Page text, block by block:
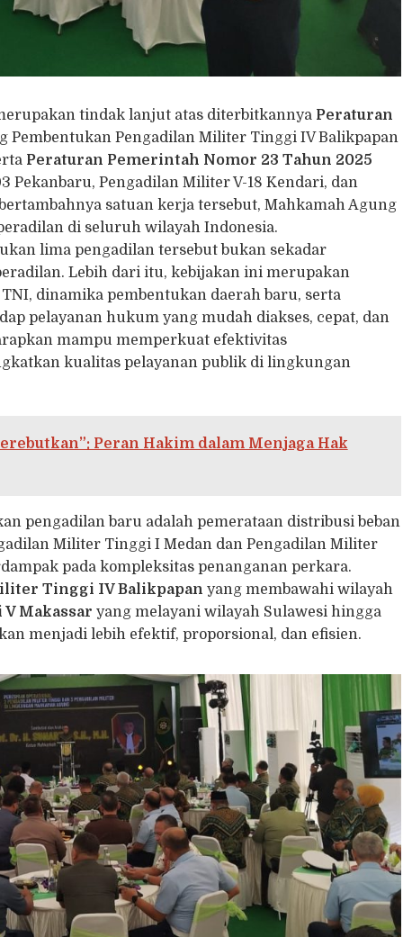
tindak lanjut atas diterbitkannya Peraturan
Pembentukan Pengadilan Militer Tinggi IV Balikpapan
Peraturan Pemerintah Nomor 23 Tahun 2025
Pengadilan Militer V-18 Kendari, dan
satuan kerja tersebut, Mahkamah Agung
di seluruh wilayah Indonesia.
lima pengadilan tersebut bukan sekadar
Lebih dari itu, kebijakan ini merupakan
dinamika pembentukan daerah baru, serta
pelayanan hukum yang mudah diakses, cepat, dan
mampu memperkuat efektivitas
kualitas pelayanan publik di lingkungan
Peran Hakim dalam Menjaga Hak
pengadilan baru adalah pemerataan distribusi beban
Militer Tinggi I Medan dan Pengadilan Militer
pada kompleksitas penanganan perkara.
Tinggi IV Balikpapan yang membawahi wilayah
Makassar yang melayani wilayah Sulawesi hingga
menjadi lebih efektif, proporsional, dan efisien.